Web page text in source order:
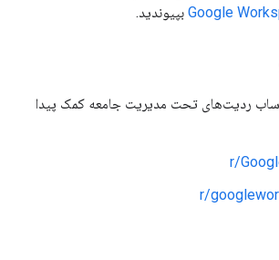
بپیوندید.
ساب ردیت‌های تحت مدیریت جامعه کمک پیدا
r/
r/